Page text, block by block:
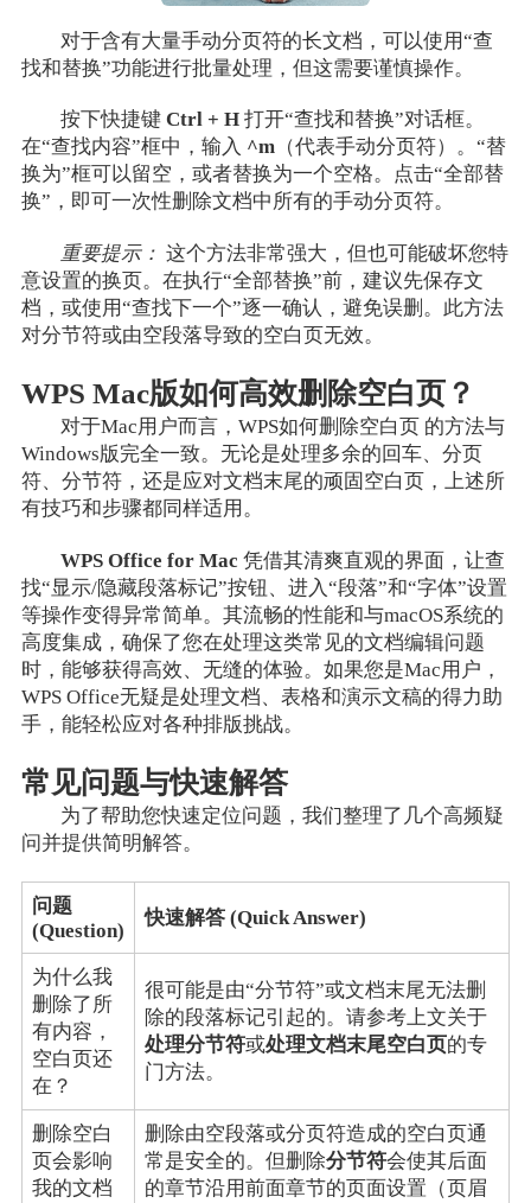
对于含有大量手动分页符的长文档，可以使用“查
找和替换”功能进行批量处理，但这需要谨慎操作。
按下快捷键Ctrl + H 打开“查找和替换”对话框。
在“查找内容”框中，输入 ^m（代表手动分页符）。“替
换为”框可以留空，或者替换为一个空格。点击“全部替
换”，即可一次性删除文档中所有的手动分页符。
重要提示： 这个方法非常强大，但也可能破坏您特
意设置的换页。在执行“全部替换”前，建议先保存文
档，或使用“查找下一个”逐一确认，避免误删。此方法
对分节符或由空段落导致的空白页无效。
WPS Mac版如何高效删除空白页？
对于Mac用户而言，WPS如何删除空白页 的方法与
Windows版完全一致。无论是处理多余的回车、分页
符、分节符，还是应对文档末尾的顽固空白页，上述所
有技巧和步骤都同样适用。
WPS Office for Mac 凭借其清爽直观的界面，让查
找“显示/隐藏段落标记”按钮、进入“段落”和“字体”设置
等操作变得异常简单。其流畅的性能和与macOS系统的
高度集成，确保了您在处理这类常见的文档编辑问题
时，能够获得高效、无缝的体验。如果您是Mac用户，
WPS Office无疑是处理文档、表格和演示文稿的得力助
手，能轻松应对各种排版挑战。
常见问题与快速解答
为了帮助您快速定位问题，我们整理了几个高频疑
问并提供简明解答。
问题
(Question)
快速解答 (Quick Answer)
为什么我
删除了所
有内容，
空白页还
在？
很可能是由“分节符”或文档末尾无法删
除的段落标记引起的。请参考上文关于
处理分节符或处理文档末尾空白页的专
门方法。
删除空白
页会影响
我的文档
删除由空段落或分页符造成的空白页通
常是安全的。但删除分节符会使其后面
的章节沿用前面章节的页面设置（页眉